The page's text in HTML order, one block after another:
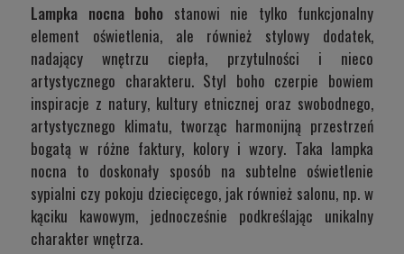
Lampka nocna boho stanowi nie tylko funkcjonalny
element oświetlenia, ale również stylowy dodatek,
nadający wnętrzu ciepła, przytulności i nieco
artystycznego charakteru. Styl boho czerpie bowiem
inspiracje z natury, kultury etnicznej oraz swobodnego,
artystycznego klimatu, tworząc harmonijną przestrzeń
bogatą w różne faktury, kolory i wzory. Taka lampka
nocna to doskonały sposób na subtelne oświetlenie
sypialni czy pokoju dziecięcego, jak również salonu, np. w
kąciku kawowym, jednocześnie podkreślając unikalny
charakter wnętrza.